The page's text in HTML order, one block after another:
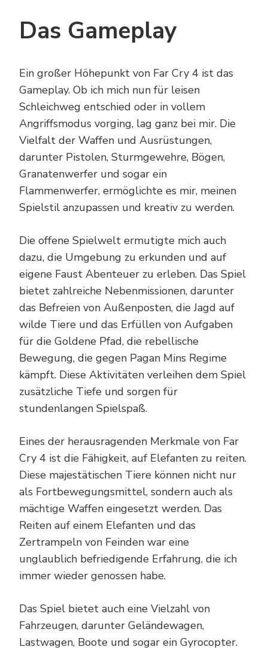
Das Gameplay
Ein großer Höhepunkt von Far Cry 4 ist das
Gameplay. Ob ich mich nun für leisen
Schleichweg entschied oder in vollem
Angriffsmodus vorging, lag ganz bei mir. Die
Vielfalt der Waffen und Ausrüstungen,
darunter Pistolen, Sturmgewehre, Bögen,
Granatenwerfer und sogar ein
Flammenwerfer, ermöglichte es mir, meinen
Spielstil anzupassen und kreativ zu werden.
Die offene Spielwelt ermutigte mich auch
dazu, die Umgebung zu erkunden und auf
eigene Faust Abenteuer zu erleben. Das Spiel
bietet zahlreiche Nebenmissionen, darunter
das Befreien von Außenposten, die Jagd auf
wilde Tiere und das Erfüllen von Aufgaben
für die Goldene Pfad, die rebellische
Bewegung, die gegen Pagan Mins Regime
kämpft. Diese Aktivitäten verleihen dem Spiel
zusätzliche Tiefe und sorgen für
stundenlangen Spielspaß.
Eines der herausragenden Merkmale von Far
Cry 4 ist die Fähigkeit, auf Elefanten zu reiten.
Diese majestätischen Tiere können nicht nur
als Fortbewegungsmittel, sondern auch als
mächtige Waffen eingesetzt werden. Das
Reiten auf einem Elefanten und das
Zertrampeln von Feinden war eine
unglaublich befriedigende Erfahrung, die ich
immer wieder genossen habe.
Das Spiel bietet auch eine Vielzahl von
Fahrzeugen, darunter Geländewagen,
Lastwagen, Boote und sogar ein Gyrocopter.